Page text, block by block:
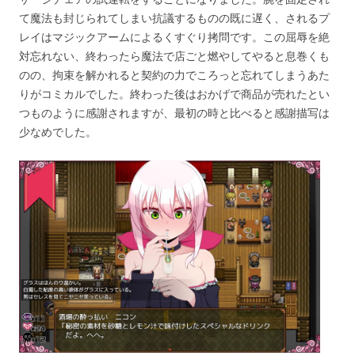
て魔法も封じられてしまい抗議するものの既に遅く、されるプ
レイはマジックアームによるくすぐり拷問です。この屈辱を絶
対忘れない、終わったら魔法で店ごと燃やしてやると息巻くも
のの、拘束を解かれると契約の力でころっと忘れてしまうあた
りがコミカルでした。終わった後はおかげで商品が売れたとい
つものように感謝されますが、最初の時と比べると感謝描写は
少なめでした。